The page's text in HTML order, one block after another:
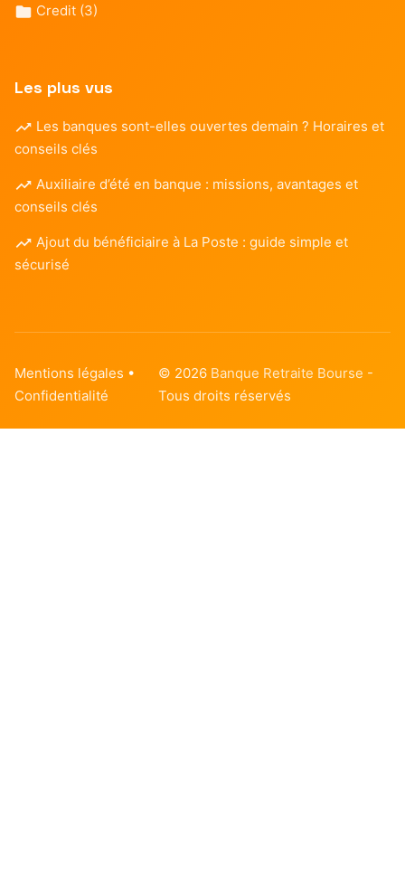
Credit (3)
Les plus vus
Les banques sont-elles ouvertes demain ? Horaires et
conseils clés
Auxiliaire d’été en banque : missions, avantages et
conseils clés
Ajout du bénéficiaire à La Poste : guide simple et
sécurisé
Mentions légales •
Confidentialité
© 2026 Banque Retraite Bourse -
Tous droits réservés